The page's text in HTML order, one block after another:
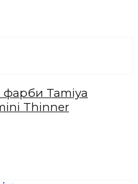
фарби Tamiya
Thinner